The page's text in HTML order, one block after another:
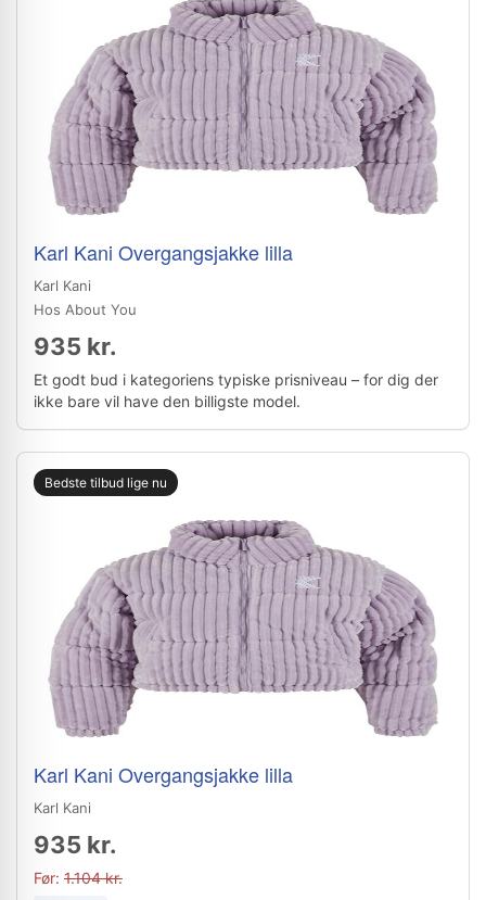
Karl Kani Overgangsjakke lilla
Karl Kani
Hos About You
935 kr.
Et godt bud i kategoriens typiske prisniveau – for dig der
ikke bare vil have den billigste model.
Bedste tilbud lige nu
Karl Kani Overgangsjakke lilla
Karl Kani
935 kr.
Før: 1.104 kr.